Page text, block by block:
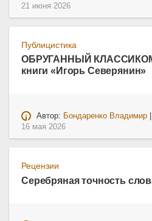
21 июня 2026
Публицистика
ОБРУГАННЫЙ КЛАССИКОМ.
книги «Игорь Северянин»
Автор: Бондаренко Владимир
16 мая 2026
Рецензии
Серебряная точность